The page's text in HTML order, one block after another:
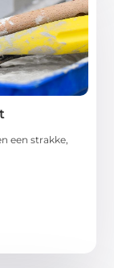
een strakke,